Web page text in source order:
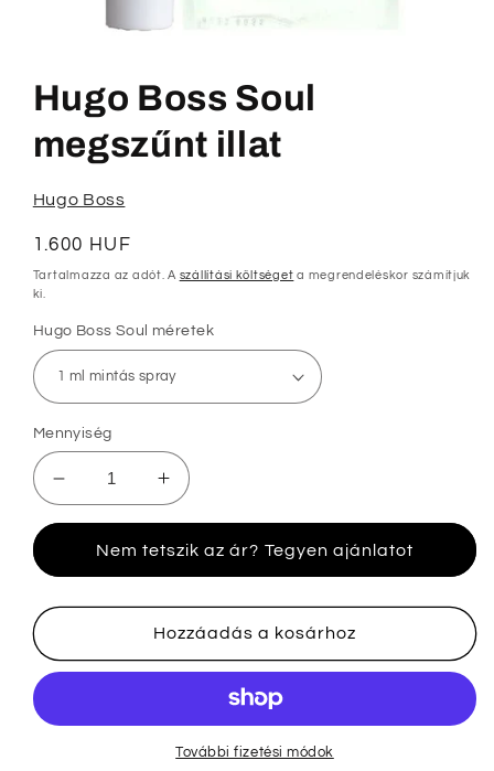
megnyitása
modális
párbeszédpanelen
Hugo Boss Soul
megszűnt illat
Hugo Boss
Normál
ár
1.600 HUF
Tartalmazza az adót. A szállítási költséget a megrendeléskor számítjuk
ki.
Hugo Boss Soul méretek
Mennyiség
Hugo
Boss
megszűnt
mennyiségének
csökkentése
Hugo
Boss
megszűnt
mennyiségének
növelése
Nem tetszik az ár? Tegyen ajánlatot
Hozzáadás a kosárhoz
További fizetési módok